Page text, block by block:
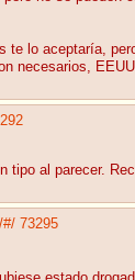
te lo aceptaría,
necesarios,
tipo al parecer.
/#/ 73295